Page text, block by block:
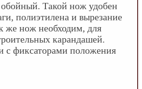
Такой нож удобен
полиэтилена и вырезание
же нож необходим, для
карандашей.
с фиксаторами положения